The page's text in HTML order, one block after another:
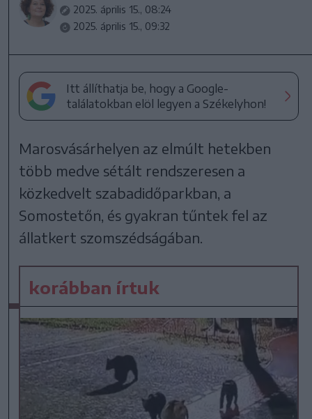
2025. április 15., 08:24
2025. április 15., 09:32
Itt állíthatja be, hogy a Google-
találatokban elöl legyen a Székelyhon!
Marosvásárhelyen az elmúlt hetekben
több medve sétált rendszeresen a
közkedvelt szabadidőparkban, a
Somostetőn, és gyakran tűntek fel az
állatkert szomszédságában.
korábban írtuk